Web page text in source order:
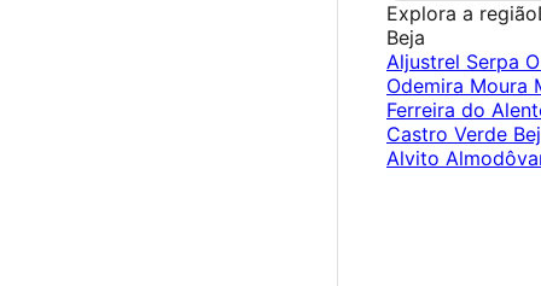
Explora a região
Beja
Aljustrel Serpa
Odemira Moura
Ferreira do
Castro Verde
Alvito